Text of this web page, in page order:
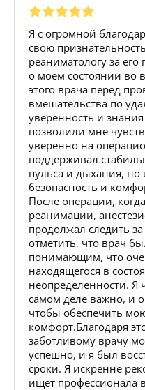
Я с огромной
свою
реаниматологу за
о моем состоянии во
этого врача перед
вмешательства по
уверенность и
позволили мне
уверенно на
поддерживал
пульса и дыхания, но
безопасность и
После операции,
реанимации,
продолжал следить
отметить, что врач
понимающим, что
находящегося в
неопределенности. Я
самом деле важно, и
чтобы обеспечить
комфорт.Благодаря
заботливому врачу
успешно, и я был
сроки. Я искренне
ищет профессионала